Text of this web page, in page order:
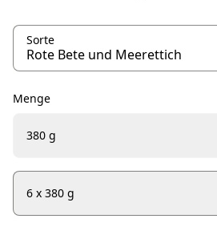
Sorte
Menge
380 g
6 x 380 g